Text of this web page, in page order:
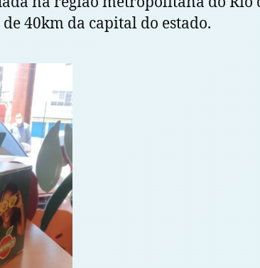
40km da capital do estado.